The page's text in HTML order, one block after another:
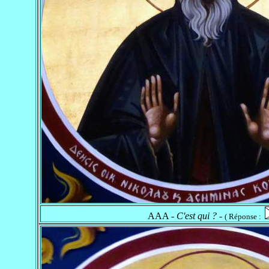
AAA - C'est qui ?- ( Réponse :